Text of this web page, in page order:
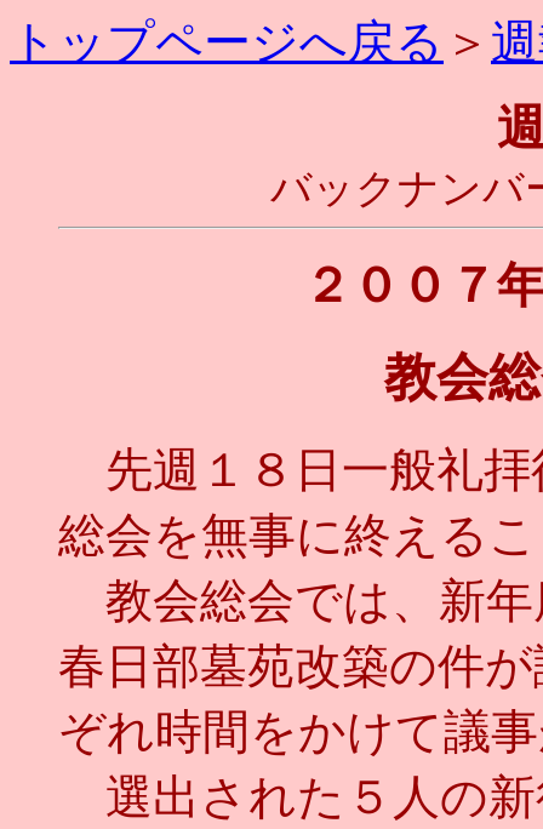
トップページへ戻る ＞
バックナンバ
２００
教会
先週１８日一般礼拝
総会を無事に終える
教会総会では、新年
春日部墓苑改築の件
ぞれ時間をかけて議
選出された５人の